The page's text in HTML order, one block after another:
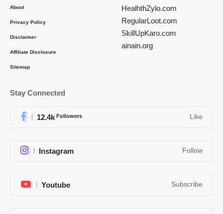
About
Privacy Policy
Disclaimer
Affiliate Disclosure
Sitemap
HealhthZylo.com
RegularLoot.com
SkillUpKaro.com
ainain.org
Stay Connected
12.4k Followers Like
Instagram Follow
Youtube Subscribe